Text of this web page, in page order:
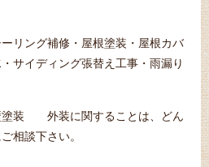
リング補修・屋根塗装・屋根カバ
サイディング張替え工事・雨漏り
壁塗装 外装に関することは、どん
相談下さい。